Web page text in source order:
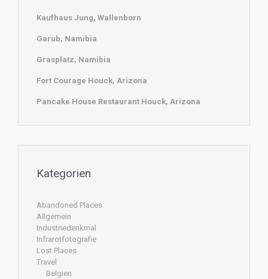
Kaufhaus Jung, Wallenborn
Garub, Namibia
Grasplatz, Namibia
Fort Courage Houck, Arizona
Pancake House Restaurant Houck, Arizona
Kategorien
Abandoned Places
Allgemein
Industriedenkmal
Infrarotfotografie
Lost Places
Travel
Belgien